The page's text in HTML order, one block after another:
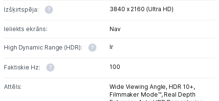
Izšķirtspēja: 3840 x 2160 (Ultra HD)
Ieliekts ekrāns: Nav
High Dynamic Range (HDR): Ir
Faktiskie Hz: 100
Attēls: Wide Viewing Angle, HDR 10+,
Filmmaker Mode™, Real Depth